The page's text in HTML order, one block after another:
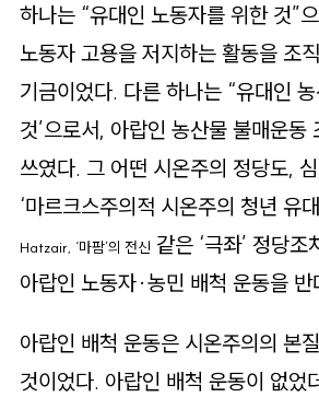
하나는 “유대인 노동자를 위한 것”
노동자 고용을 저지하는 활동을 조
기금이었다. 다른 하나는 “유대인
것’으로서, 아랍인 농산물 불매운동
쓰였다. 그 어떤 시온주의 정당도,
‘마르크스주의적 시온주의 청년 유
Hatzair, ‘마팜’의 전신 같은 ‘극좌’ 정당
아랍인 노동자·농민 배척 운동을 반
아랍인 배척 운동은 시온주의의 본
것이었다. 아랍인 배척 운동이 없었